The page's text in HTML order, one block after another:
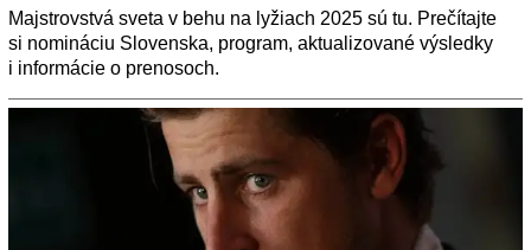
Majstrovstvá sveta v behu na lyžiach 2025 sú tu. Prečítajte
si nomináciu Slovenska, program, aktualizované výsledky
i informácie o prenosoch.